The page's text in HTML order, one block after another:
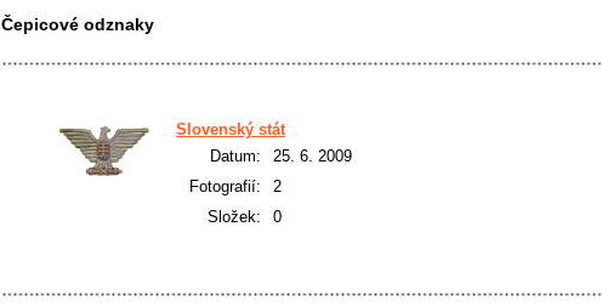
Čepicové odznaky
Slovenský stát
Datum:
25. 6. 2009
Fotografií:
2
Složek:
0